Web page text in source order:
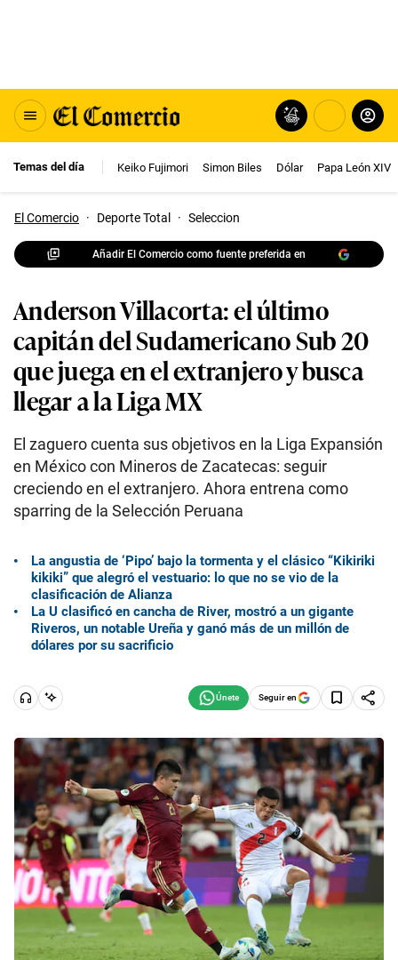
Temas del día Keiko Fujimori Simon Biles Dólar Papa León XIV
El Comercio · Deporte Total · Seleccion
Añadir El Comercio como fuente preferida en
Anderson Villacorta: el último
capitán del Sudamericano Sub 20
que juega en el extranjero y busca
llegar a la Liga MX
El zaguero cuenta sus objetivos en la Liga Expansión
en México con Mineros de Zacatecas: seguir
creciendo en el extranjero. Ahora entrena como
sparring de la Selección Peruana
La angustia de ‘Pipo’ bajo la tormenta y el clásico “Kikiriki
kikiki” que alegró el vestuario: lo que no se vio de la
clasificación de Alianza
La U clasificó en cancha de River, mostró a un gigante
Riveros, un notable Ureña y ganó más de un millón de
dólares por su sacrificio
Seguir en